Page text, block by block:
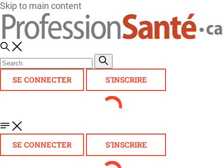
Skip to main content
SE CONNECTER S'INSCRIRE
SE CONNECTER S'INSCRIRE